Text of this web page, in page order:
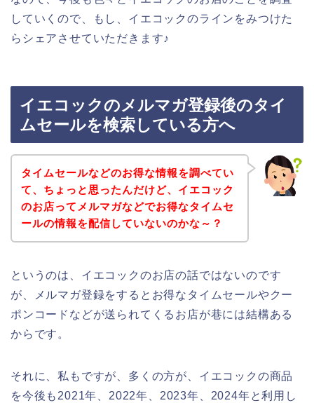
していくので、もし、イエコックのラインをみつけた
らシェアさせていただきます♪
イエコックのメルマガ登録後のタイ
ムセールを検索している方へ
タイムセールなどのお得な情報を調べてい
て、ちょっと思ったんだけど、イエコック
のお店ってメルマガなどでお得なタイムセ
ールの情報を配信していないのかな～？
というのは、イエコックのお店の話ではないのです
が、メルマガ登録をするとお得なタイムセールやクー
ポンコードなどが送られてくるお店が巷には結構ある
からです。
それに、私もですが、多くの方が、イエコックの商品
を今後も2021年、2022年、2023年、2024年と利用し